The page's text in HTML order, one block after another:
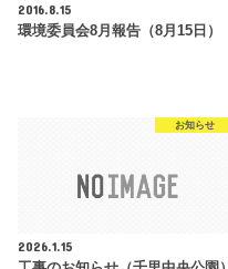
2016.8.15
環境委員会8月報告（8月15日）
お知らせ
2026.1.15